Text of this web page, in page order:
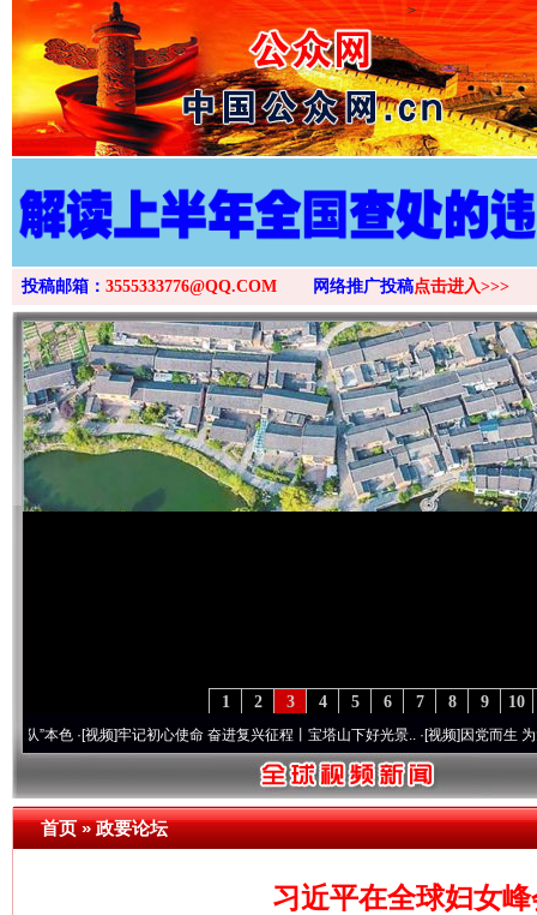
>
投稿邮箱： 3555333776@QQ.COM 网络推广投稿点击进入>>>
10
9
8
7
6
5
4
3
2
1
视频]牢记初心使命 奋进复兴征程丨宝塔山下好光景..·[视频]因党而生 为党而战——
首页»政要论坛
习近平在全球妇女